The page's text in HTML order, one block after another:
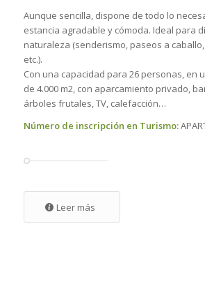
Aunque sencilla, dispone de todo lo
estancia agradable y cómoda. Ideal para
naturaleza (senderismo, paseos a
etc.).
Con una capacidad para 26 personas, en
de 4.000 m2, con aparcamiento privado,
árboles frutales, TV, calefacción…
Número de inscripción en Turismo:
Leer más